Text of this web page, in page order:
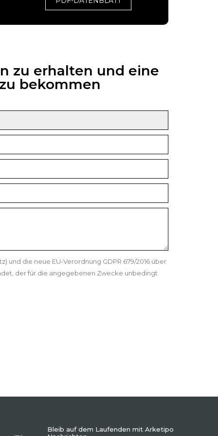
zu erhalten und eine
bekommen
und die neue EU-Verordnung GDPR 679/2016 über
der für die angegebenen Zwecke unbedingt
Bleib auf dem Laufenden mit Arketipo